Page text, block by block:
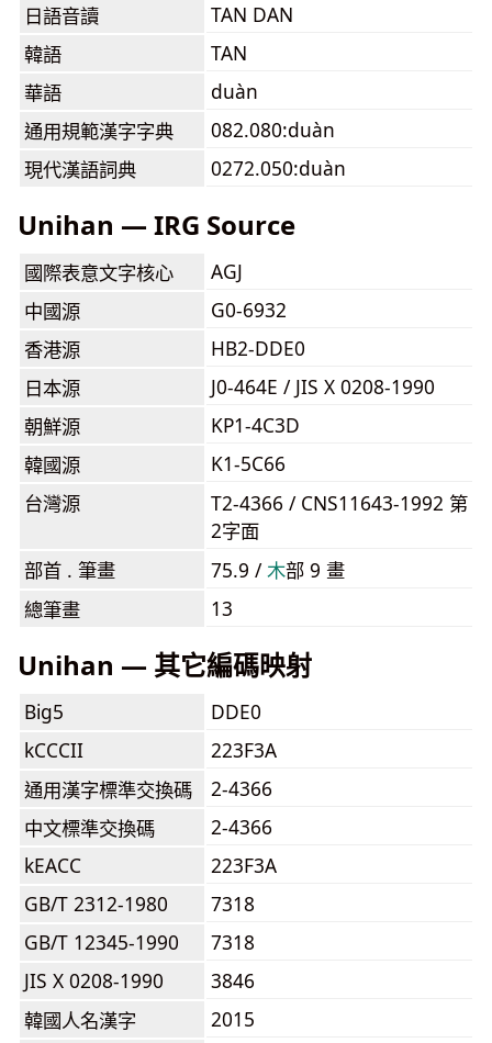
日語音讀
TAN DAN
韓語
TAN
華語
duàn
通用規範漢字字典
082.080:duàn
現代漢語詞典
0272.050:duàn
Unihan — IRG Source
國際表意文字核心
AGJ
中國源
G0-6932
香港源
HB2-DDE0
日本源
J0-464E / JIS X 0208-1990
朝鮮源
KP1-4C3D
韓國源
K1-5C66
台灣源
T2-4366 / CNS11643-1992 第
2字面
部首 . 筆畫
75.9 /⽊部 9 畫
總筆畫
13
Unihan — 其它編碼映射
Big5
DDE0
kCCCII
223F3A
通用漢字標準交換碼
2-4366
中文標準交換碼
2-4366
kEACC
223F3A
GB/T 2312-1980
7318
GB/T 12345-1990
7318
JIS X 0208-1990
3846
韓國人名漢字
2015